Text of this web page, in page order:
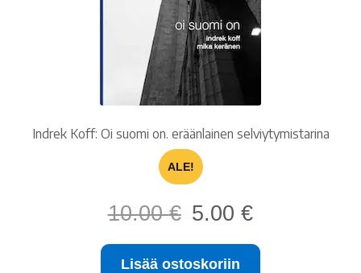
Indrek Koff: Oi suomi on. eräänlainen selviytymistarina
ALE!
10.00€
Alkuperäinen
hinta
oli:
10.00 €.
5.00€Nykyinen
on:
Lisää ostoskoriin